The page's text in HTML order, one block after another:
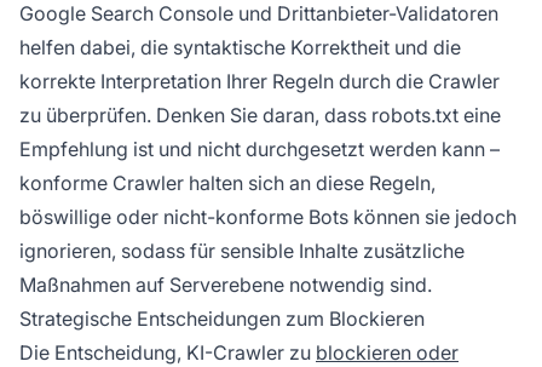
Google Search Console und Drittanbieter-Validatoren
helfen dabei, die syntaktische Korrektheit und die
korrekte Interpretation Ihrer Regeln durch die Crawler
zu überprüfen. Denken Sie daran, dass robots.txt eine
Empfehlung ist und nicht durchgesetzt werden kann –
konforme Crawler halten sich an diese Regeln,
böswillige oder nicht-konforme Bots können sie jedoch
ignorieren, sodass für sensible Inhalte zusätzliche
Maßnahmen auf Serverebene notwendig sind.
Strategische Entscheidungen zum Blockieren
Die Entscheidung, KI-Crawler zu blockieren oder